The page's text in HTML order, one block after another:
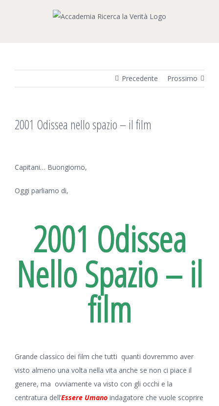
Precedente Prossimo
2001 Odissea nello spazio – il film
immagine
Capitani… Buongiorno,
Oggi parliamo di,
2001 Odissea
Nello Spazio – il
film
Grande classico dei film che tutti quanti dovremmo aver
visto almeno una volta nella vita anche se non ci piace il
genere, ma ovviamente va visto con gli occhi e la
centratura dell’Essere Umano indagatore che vuole scoprire